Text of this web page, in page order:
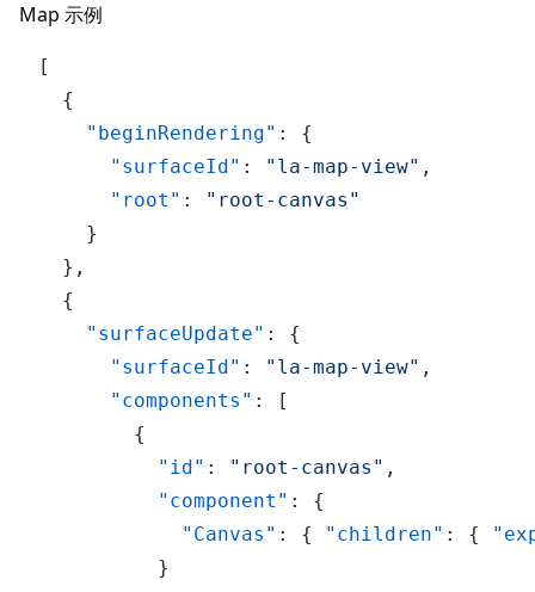
Map 示例
[
{
"beginRendering" :
{
"surfaceId" : "la-map-view" ,
"root" :
"root-canvas"
}
} ,
{
"surfaceUpdate" :
{
"surfaceId" : "la-map-view" ,
"components" :
[
{
"id" : "root-canvas" ,
"component" :
{
"Canvas" : { "children" : {
}